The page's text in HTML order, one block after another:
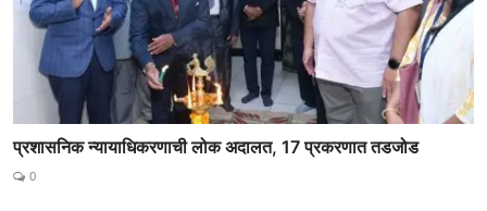
प्रशासनिक न्यायाधिकरणाची लोक अदालत, 17 प्रकरणात तडजोड
0